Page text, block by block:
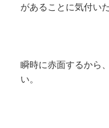
があることに気付い
瞬時に赤面するから
い。